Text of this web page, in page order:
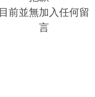
目前並無加入任何留
言